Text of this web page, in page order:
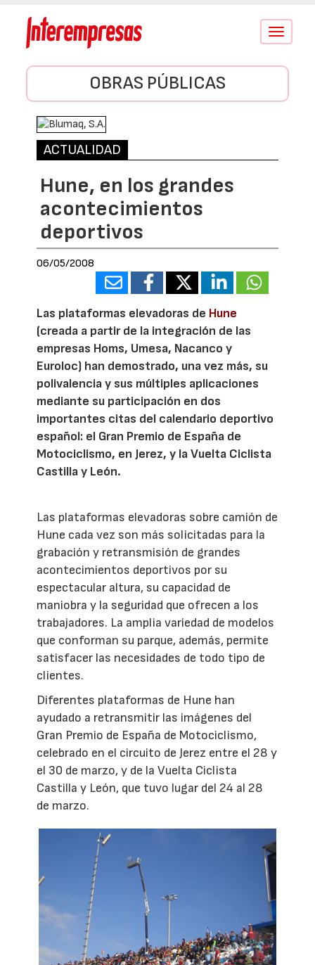
Conmutar
OBRAS PÚBLICAS
ACTUALIDAD
Hune, en los grandes
acontecimientos
deportivos
06/05/2008
Las plataformas elevadoras de Hune
(creada a partir de la integración de las
empresas Homs, Umesa, Nacanco y
Euroloc) han demostrado, una vez más, su
polivalencia y sus múltiples aplicaciones
mediante su participación en dos
importantes citas del calendario deportivo
español: el Gran Premio de España de
Motociclismo, en Jerez, y la Vuelta Ciclista
Castilla y León.
Las plataformas elevadoras sobre camión de
Hune cada vez son más solicitadas para la
grabación y retransmisión de grandes
acontecimientos deportivos por su
espectacular altura, su capacidad de
maniobra y la seguridad que ofrecen a los
trabajadores. La amplia variedad de modelos
que conforman su parque, además, permite
satisfacer las necesidades de todo tipo de
clientes.
Diferentes plataformas de Hune han
ayudado a retransmitir las imágenes del
Gran Premio de España de Motociclismo,
celebrado en el circuito de Jerez entre el 28 y
el 30 de marzo, y de la Vuelta Ciclista
Castilla y León, que tuvo lugar del 24 al 28
de marzo.